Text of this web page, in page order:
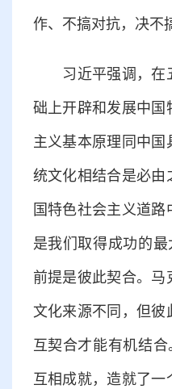
作、不搞对抗，决不
习近平强调，在
础上开辟和发展中国
主义基本原理同中
统文化相结合是必由
国特色社会主义道路
是我们取得成功的最
前提是彼此契合。
文化来源不同，但彼
互契合才能有机结合
互相成就，造就了一